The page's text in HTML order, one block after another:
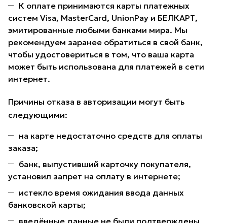
К оплате принимаются карты платежных
систем Visa, MasterCard, UnionPay и БЕЛКАРТ,
эмитированные любыми банками мира. Мы
рекомендуем заранее обратиться в свой банк,
чтобы удостовериться в том, что ваша карта
может быть использована для платежей в сети
интернет.
Причины отказа в авторизации могут быть
следующими:
на карте недостаточно средств для оплаты
заказа;
банк, выпустивший карточку покупателя,
установил запрет на оплату в интернете;
истекло время ожидания ввода данных
банковской карты;